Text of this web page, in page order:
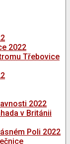
2022
Třebovice
2022
v Británii
Poli 2022